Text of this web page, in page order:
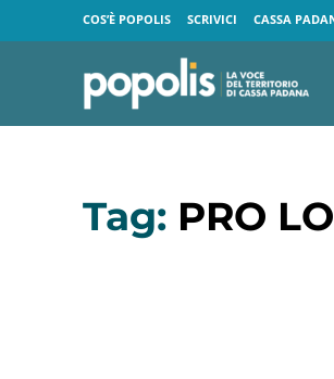
COS’È POPOLIS SCRIVICI CASSA
Tag: PRO